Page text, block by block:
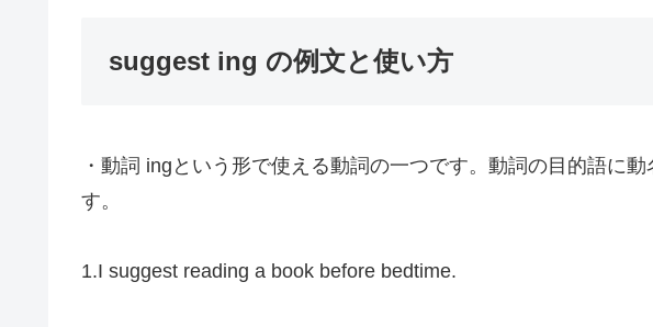
suggest ing の例文と使い方
・動詞 ingという形で使える動詞の一つです。動詞の目的語に
す。
1.I suggest reading a book before bedtime.